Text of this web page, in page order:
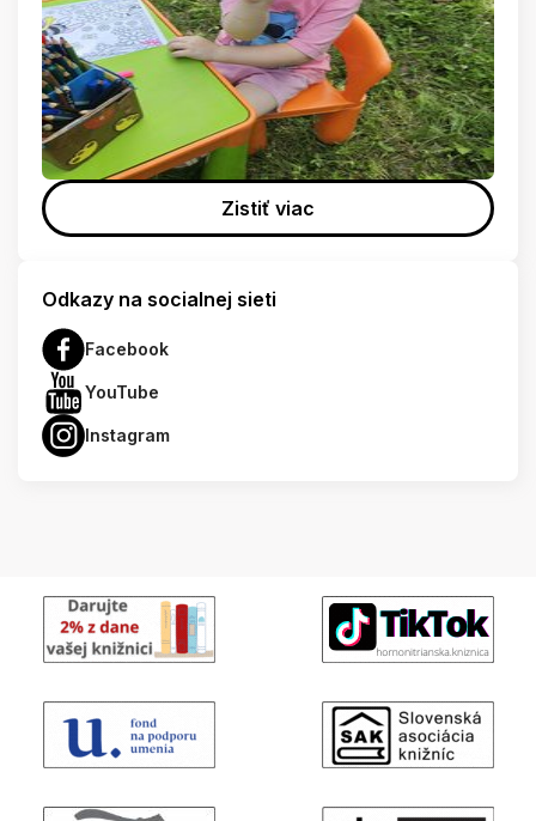
Zistiť viac
Odkazy na socialnej sieti
Facebook
YouTube
Instagram